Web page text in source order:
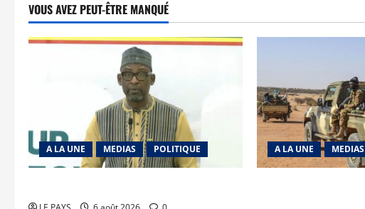
VOUS AVEZ PEUT-ÊTRE MANQUÉ
A LA UNE MEDIAS POLITIQUE A LA UNE MEDIAS